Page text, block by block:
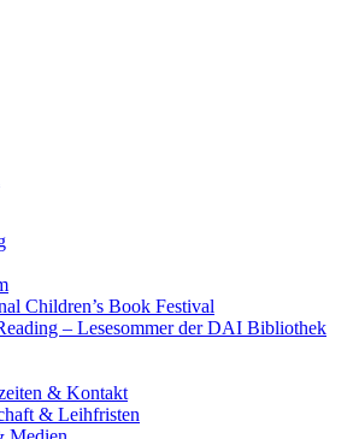
Children’s Book Festival
– Lesesommer der DAI Bibliothek
& Kontakt
& Leihfristen